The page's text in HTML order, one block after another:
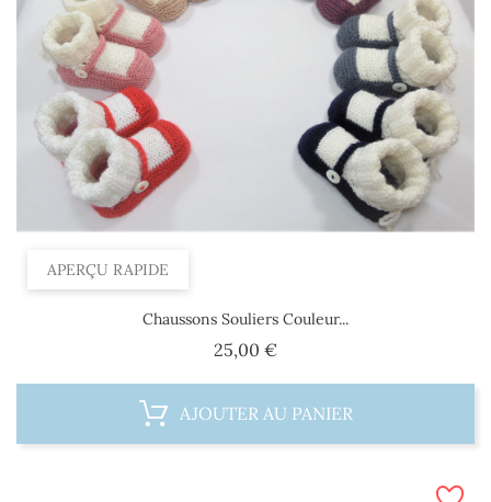
APERÇU RAPIDE
Chaussons Souliers Couleur...
25,00 €Prix
AJOUTER AU PANIER